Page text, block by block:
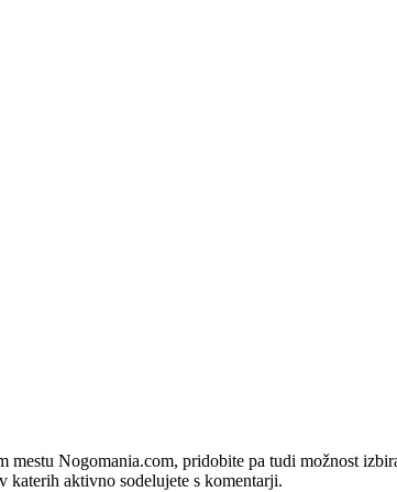
mestu Nogomania.com, pridobite pa tudi možnost
katerih aktivno sodelujete s komentarji.